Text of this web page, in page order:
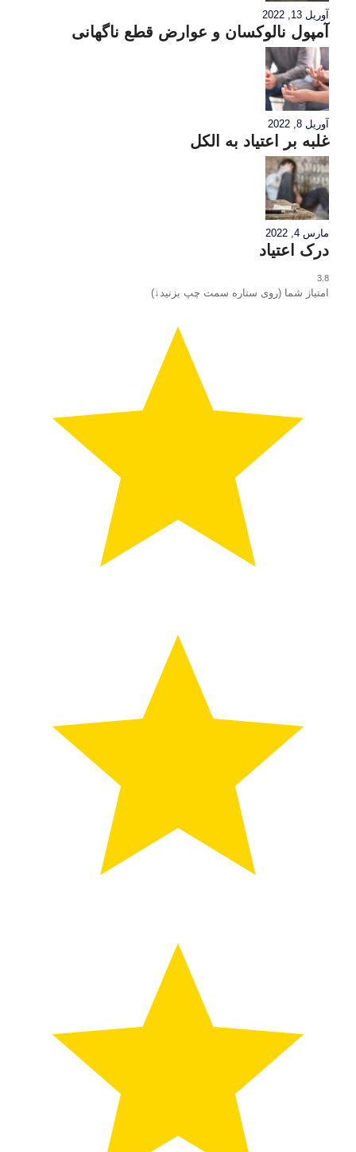
آوریل 13, 2022
آمپول نالوکسان و عوارض قطع ناگهانی
آوریل 8, 2022
غلبه بر اعتیاد به الکل
مارس 4, 2022
درک اعتیاد
3.8
امتیاز شما (روی ستاره سمت چپ بزنید↓)